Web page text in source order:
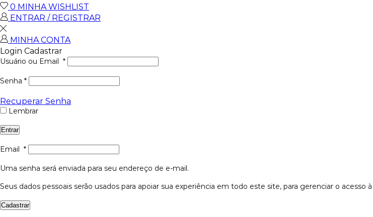
0 MINHA WISHLIST
ENTRAR / REGISTRAR
MINHA CONTA
Login Cadastrar
Usuário ou Email *
Senha *
Recuperar Senha
Lembrar
Entrar
Email *
Uma senha será enviada para seu endereço de e-mail.
Seus dados pessoais serão usados para apoiar sua experiência em todo este site, para gerenciar o
Cadastrar